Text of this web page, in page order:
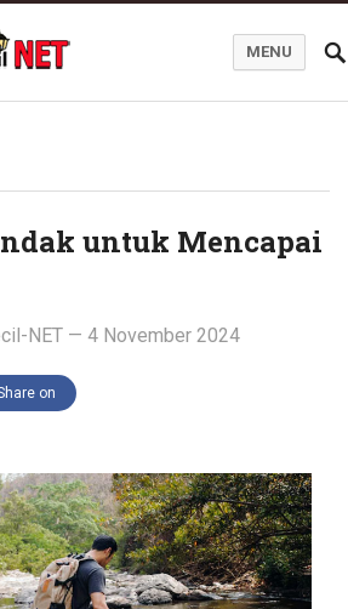
MENU
untuk Mencapai
NET — 4 November 2024
on